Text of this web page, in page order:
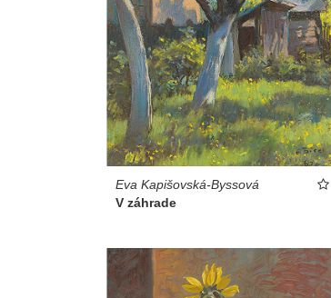
Eva Kapišovská-Byssová
V záhrade